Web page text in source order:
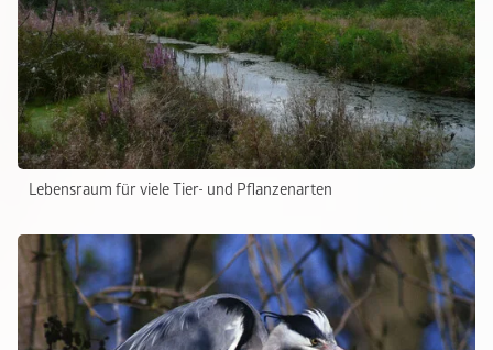
Lebensraum für viele Tier- und Pflanzenarten